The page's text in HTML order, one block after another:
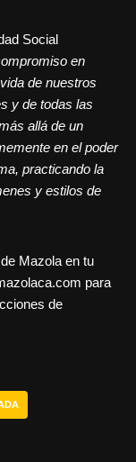
Social
en
de nuestros
y de todas las
allá de un
en el poder
practicando la
y estilos de
Mazola en tu
para
de